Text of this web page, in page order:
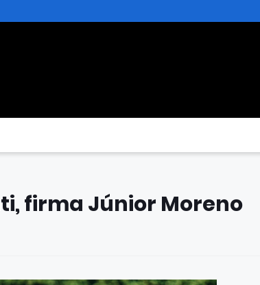
firma Júnior Moreno